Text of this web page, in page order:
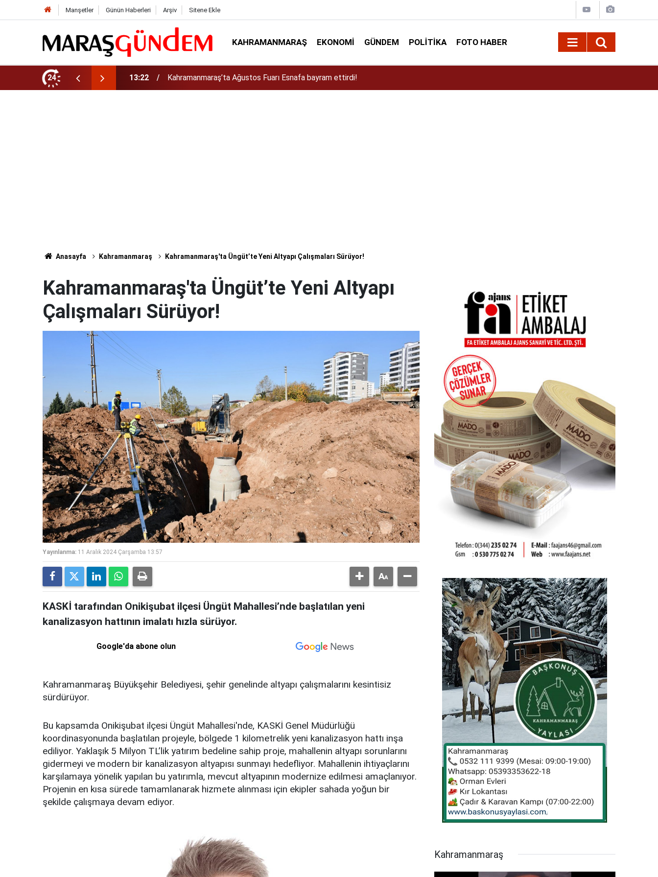
Manşetler Günün Haberleri Arşiv Sitene Ekle
KAHRAMANMARAŞ EKONOMI GÜNDEM POLITIKA FOTO HABER
24 13:17 Kahramanmaraş’ta Dulkadiroğlu Kırsalına 45 Milyonluk Yol Yatırımı!
Anasayfa Kahramanmaraş Kahramanmaraş'ta Üngüt’te Yeni Altyapı Çalışmaları Sürüyor!
Kahramanmaraş'ta Üngüt’te Yeni Altyapı
Çalışmaları Sürüyor!
Yayınlanma: 11 Aralık 2024 Çarşamba 13:57
KASKİ tarafından Onikişubat ilçesi Üngüt Mahallesi’nde başlatılan yeni
kanalizasyon hattının imalatı hızla sürüyor.
Google'da abone olun
Kahramanmaraş Büyükşehir Belediyesi, şehir genelinde altyapı çalışmalarını kesintisiz
sürdürüyor.
Bu kapsamda Onikişubat ilçesi Üngüt Mahallesi'nde, KASKİ Genel Müdürlüğü
koordinasyonunda başlatılan projeyle, bölgede 1 kilometrelik yeni kanalizasyon hattı inşa
ediliyor. Yaklaşık 5 Milyon TL’lik yatırım bedeline sahip proje, mahallenin altyapı sorunlarını
gidermeyi ve modern bir kanalizasyon altyapısı sunmayı hedefliyor. Mahallenin ihtiyaçlarını
karşılamaya yönelik yapılan bu yatırımla, mevcut altyapının modernize edilmesi amaçlanıyor.
Projenin en kısa sürede tamamlanarak hizmete alınması için ekipler sahada yoğun bir
şekilde çalışmaya devam ediyor.
Kahramanmaraş